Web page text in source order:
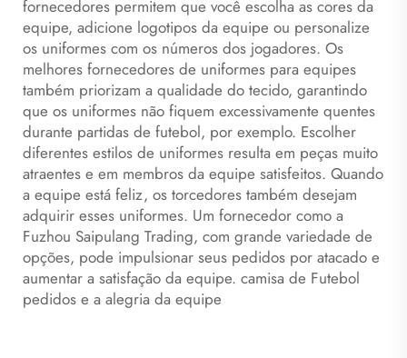
fornecedores permitem que você escolha as cores da
equipe, adicione logotipos da equipe ou personalize
os uniformes com os números dos jogadores. Os
melhores fornecedores de uniformes para equipes
também priorizam a qualidade do tecido, garantindo
que os uniformes não fiquem excessivamente quentes
durante partidas de futebol, por exemplo. Escolher
diferentes estilos de uniformes resulta em peças muito
atraentes e em membros da equipe satisfeitos. Quando
a equipe está feliz, os torcedores também desejam
adquirir esses uniformes. Um fornecedor como a
Fuzhou Saipulang Trading, com grande variedade de
opções, pode impulsionar seus pedidos por atacado e
aumentar a satisfação da equipe. camisa de Futebol
pedidos e a alegria da equipe